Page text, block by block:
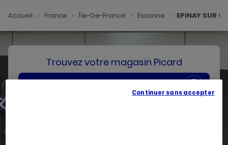
Accueil France Île-De-France Essonne EPINAY SUR
Trouvez votre magasin Picard
Continuer sans accepter